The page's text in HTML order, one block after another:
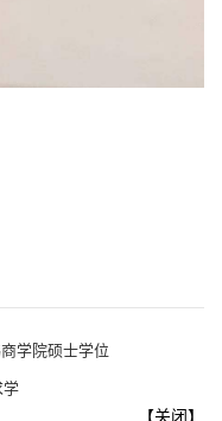
学院硕士学位
学
【关闭】